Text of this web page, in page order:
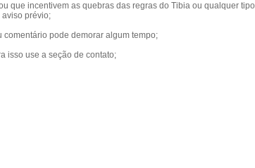
que incentivem as quebras das regras do Tibia ou qualquer tipo
prévio;
comentário pode demorar algum tempo;
isso use a seção de contato;